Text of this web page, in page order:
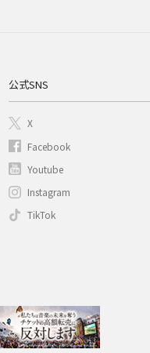
公式SNS
X
Facebook
Youtube
Instagram
TikTok